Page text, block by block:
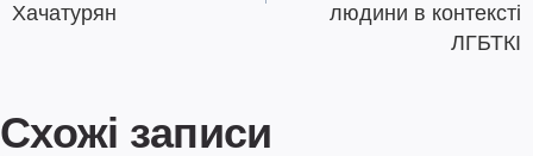
Хачатурян
людини в контексті
ЛГБТКІ
Схожі записи